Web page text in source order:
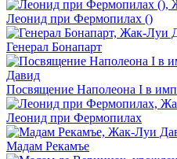
Леонид при Фермопилах ()
Генерал Бонапарт
Посвящение Наполеона I в
Леонид при Фермопилах
Мадам Рекамъе